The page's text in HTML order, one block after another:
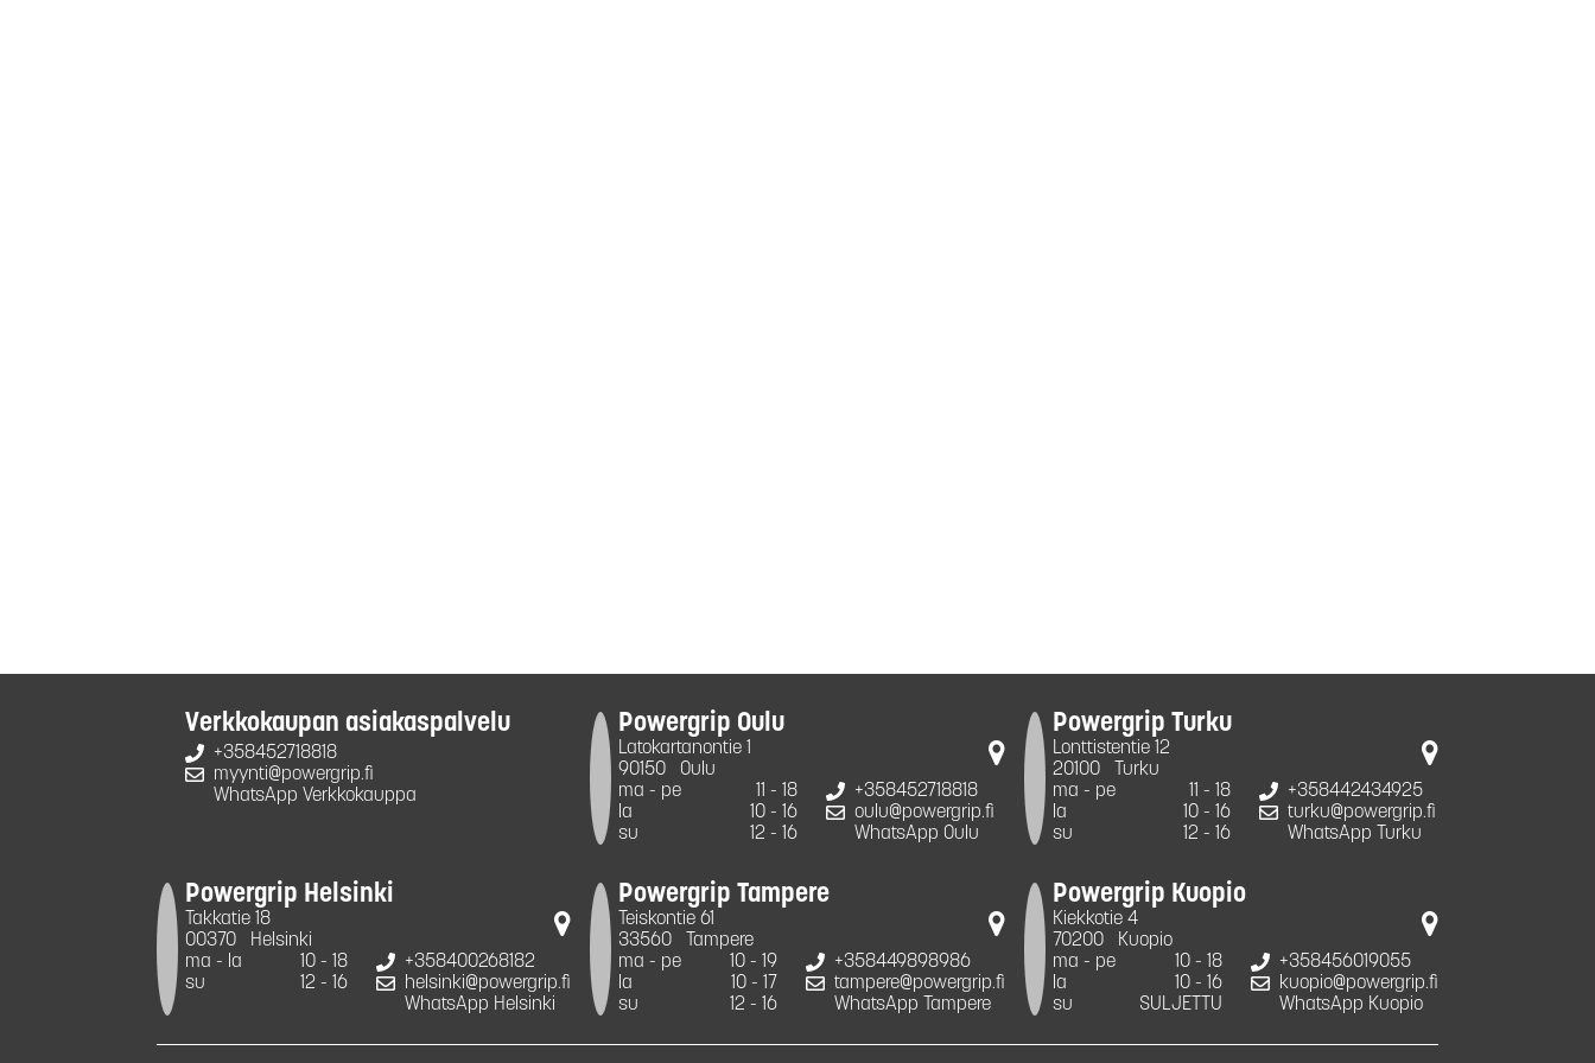
Verkkokaupan asiakaspalvelu
+358452718818
myynti@powergrip.fi
WhatsApp Verkkokauppa
Powergrip Oulu
Latokartanontie 1
90150
Oulu
ma - pe
11 - 18
la
10 - 16
su
12 - 16
+358452718818
oulu@powergrip.fi
WhatsApp Oulu
Powergrip Turku
Lonttistentie 12
20100
Turku
ma - pe
11 - 18
la
10 - 16
su
12 - 16
+358442434925
turku@powergrip.fi
WhatsApp Turku
Powergrip Helsinki
Takkatie 18
00370
Helsinki
ma - la
10 - 18
su
12 - 16
+358400268182
helsinki@powergrip.fi
WhatsApp Helsinki
Powergrip Tampere
Teiskontie 61
33560
Tampere
ma - pe
10 - 19
la
10 - 17
su
12 - 16
+358449898986
tampere@powergrip.fi
WhatsApp Tampere
Powergrip Kuopio
Kiekkotie 4
70200
Kuopio
ma - pe
10 - 18
la
10 - 16
su
SULJETTU
+358456019055
kuopio@powergrip.fi
WhatsApp Kuopio